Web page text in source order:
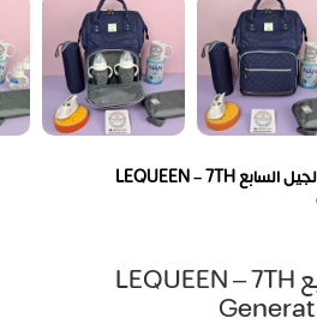
ليكوين الجيل السابع LEQUEEN – 7TH
ليكوين الجيل السابع LEQUEEN – 7TH